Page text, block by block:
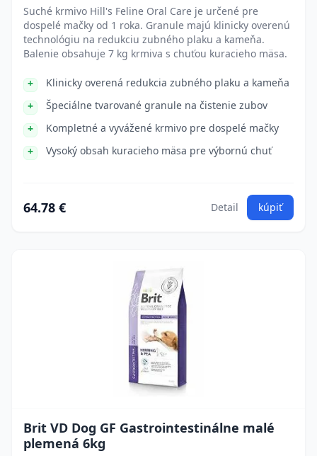
Suché krmivo Hill's Feline Oral Care je určené pre
dospelé mačky od 1 roka. Granule majú klinicky overenú
technológiu na redukciu zubného plaku a kameňa.
Balenie obsahuje 7 kg krmiva s chuťou kuracieho mäsa.
Klinicky overená redukcia zubného plaku a kameňa
Špeciálne tvarované granule na čistenie zubov
Kompletné a vyvážené krmivo pre dospelé mačky
Vysoký obsah kuracieho mäsa pre výbornú chuť
64.78 € Detail kúpiť
Brit VD Dog GF Gastrointestinálne malé
plemená 6kg